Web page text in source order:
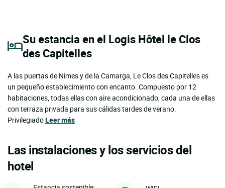
Su estancia en el Logis Hôtel le Clos
des Capitelles
A las puertas de Nimes y de la Camarga, Le Clos des Capitelles es
un pequeño establecimiento con encanto. Compuesto por 12
habitaciones, todas ellas con aire acondicionado, cada una de ellas
con terraza privada para sus cálidas tardes de verano.
PrivilegiadoLeer más
Las instalaciones y los servicios del
hotel